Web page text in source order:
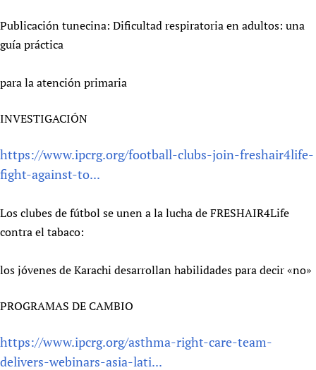
Publicación tunecina: Dificultad respiratoria en adultos: una
guía práctica
para la atención primaria
INVESTIGACIÓN
https://www.ipcrg.org/football-clubs-join-freshair4life-
fight-against-to...
Los clubes de fútbol se unen a la lucha de FRESHAIR4Life
contra el tabaco:
los jóvenes de Karachi desarrollan habilidades para decir «no»
PROGRAMAS DE CAMBIO
https://www.ipcrg.org/asthma-right-care-team-
delivers-webinars-asia-lati...